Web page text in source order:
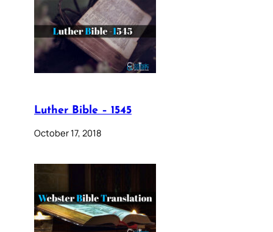
Luther Bible – 1545
October 17, 2018